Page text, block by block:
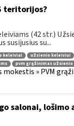
teritorijos?
(42 str.)
susijusius su...
keleiviai užsienio keleiviui
pvm grąžinimas
» PVM
salonai, lošimo